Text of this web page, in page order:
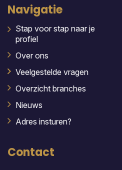
Navigatie
Stap voor stap naar je
profiel
Over ons
Veelgestelde vragen
Overzicht branches
Nieuws
Adres insturen?
Contact